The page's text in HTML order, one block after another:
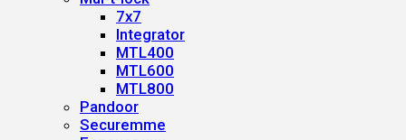
7x7
Integrator
MTL400
MTL600
MTL800
Pandoor
Securemme